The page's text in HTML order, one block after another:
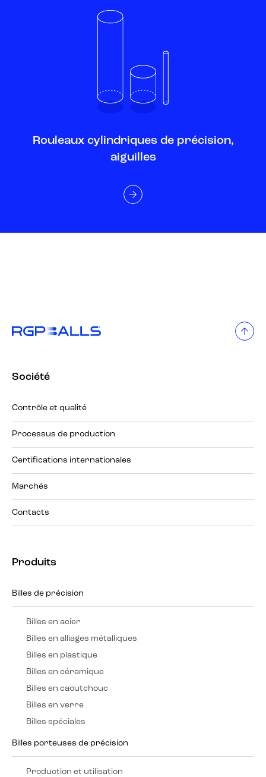
Rouleaux cylindriques de précision,
aiguilles
Société
Contrôle et qualité
Processus de production
Certifications internationales
Marchés
Contacts
Produits
Billes de précision
Billes en acier
Billes en alliages métalliques
Billes en plastique
Billes en céramique
Billes en caoutchouc
Billes en verre
Billes spéciales
Billes porteuses de précision
Production et utilisation